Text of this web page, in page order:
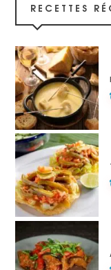
RECETTES